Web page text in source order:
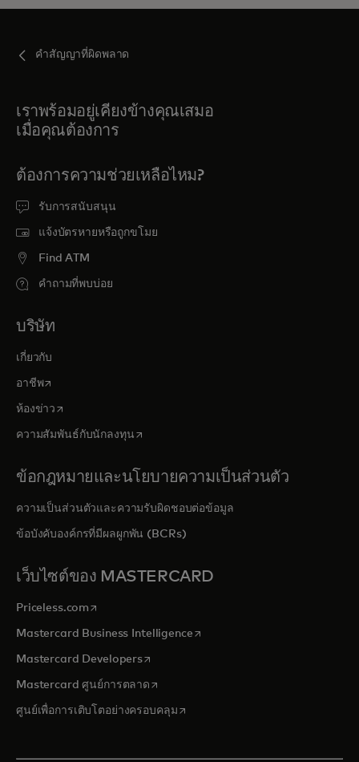
คำสัญญาที่ผิดพลาด
เราพร้อมอยู่เคียงข้างคุณเสมอ
เมื่อคุณต้องการ
ต้องการความช่วยเหลือไหม?
รับการสนับสนุน
แจ้งบัตรหายหรือถูกขโมย
Find ATM
คำถามที่พบบ่อย
บริษัท
เกี่ยวกับ
อาชีพopens in a new tab
ห้องข่าว opens in a new tab
ความสัมพันธ์กับนักลงทุน opens in a new tab
ข้อกฎหมายและนโยบายความเป็นส่วนตัว
ความเป็นส่วนตัวและความรับผิดชอบต่อข้อมูล
ข้อบังคับองค์กรที่มีผลผูกพัน (BCRs)
เว็บไซต์ของ MASTERCARD
Priceless.com opens in a new tab
Mastercard Business Intelligenceopens in a new tab
Mastercard Developersopens in a new tab
Mastercard ศูนย์การตลาด opens in a new tab
ศูนย์เพื่อการเติบโตอย่างครอบคลุมopens in a new tab